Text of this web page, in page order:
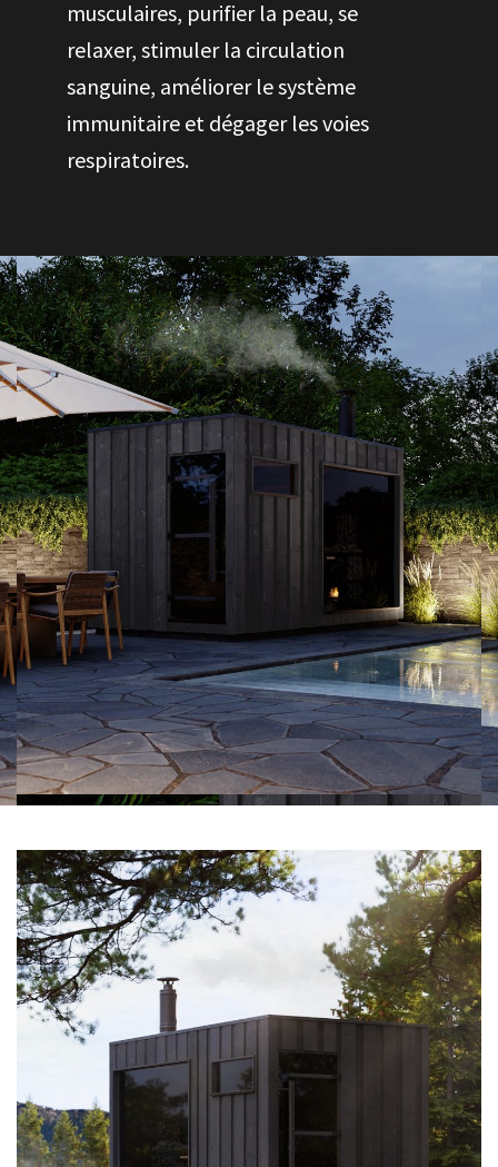
musculaires, purifier la peau, se
relaxer, stimuler la circulation
sanguine, améliorer le système
immunitaire et dégager les voies
respiratoires.